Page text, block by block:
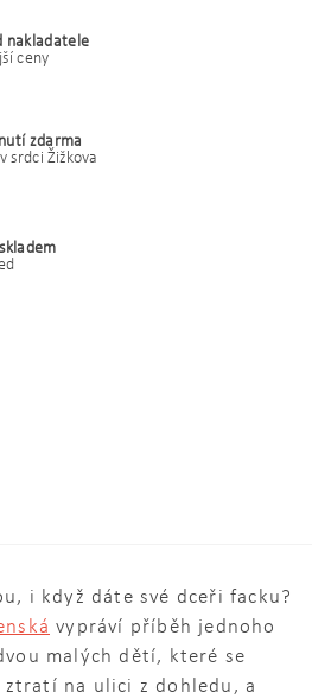
nakladatele
ceny
zdarma
srdci Žižkova
i když dáte své dceři facku?
vypráví příběh jednoho
malých dětí, které se
na ulici z dohledu, a